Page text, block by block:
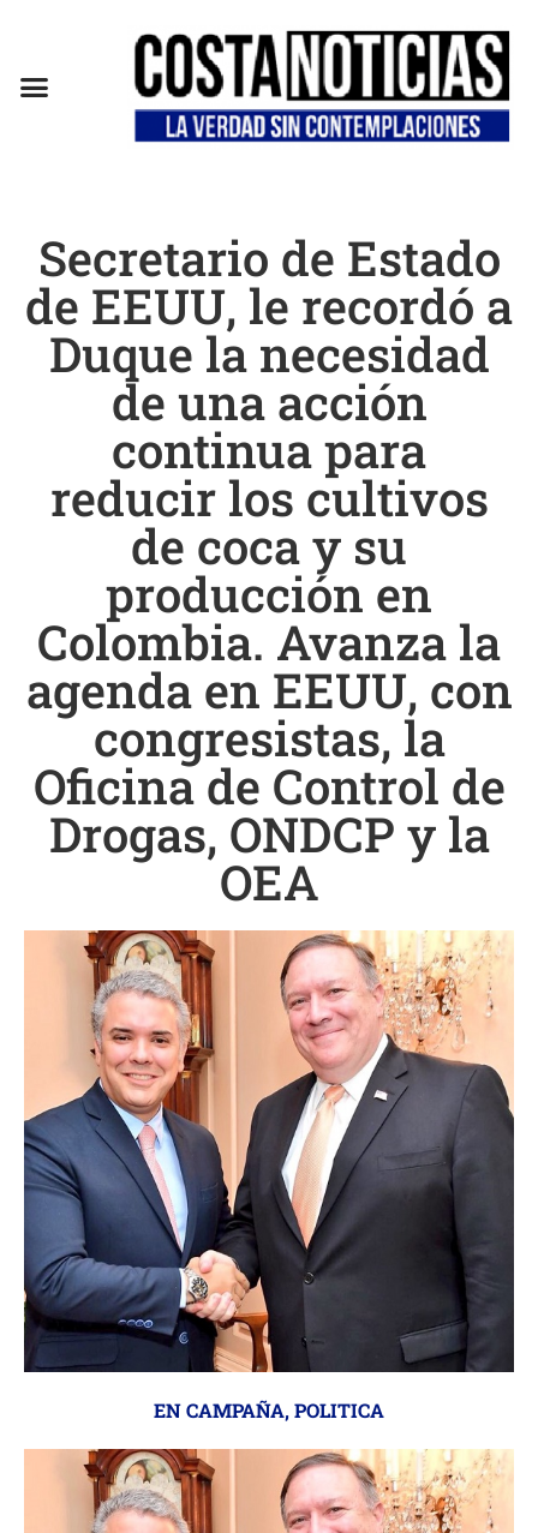
Secretario de Estado
de EEUU, le recordó a
Duque la necesidad
de una acción
continua para
reducir los cultivos
de coca y su
producción en
Colombia. Avanza la
agenda en EEUU, con
congresistas, la
Oficina de Control de
Drogas, ONDCP y la
OEA
EN CAMPAÑA,POLITICA